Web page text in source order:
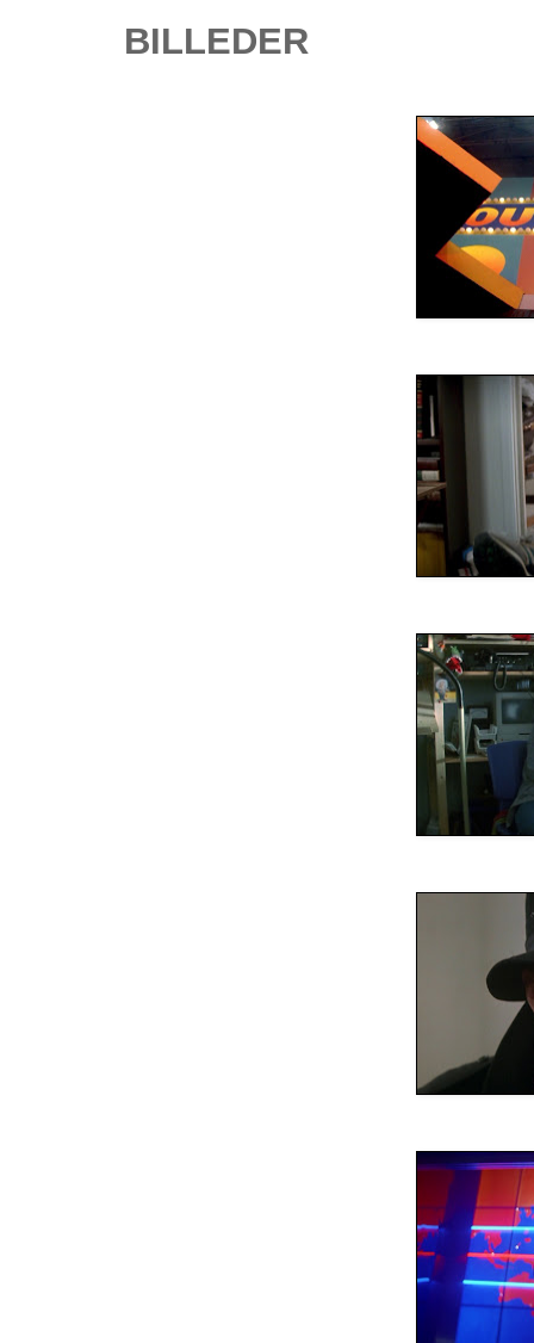
BILLEDER